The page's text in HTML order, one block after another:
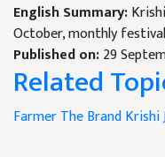
English Summary:
October, monthly
Published on:29
Related
Farmer The BrandKrishi